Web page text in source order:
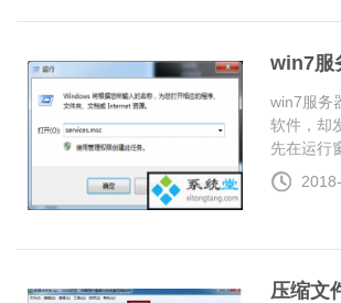
win7服
win7服务
软件，却
先在运行
压缩文